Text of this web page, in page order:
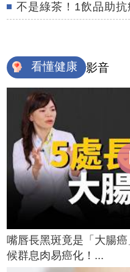
不是綠茶！1飲品助
看懂健康 影音
嘴唇長黑斑竟是「大腸
候群息肉易癌化！...